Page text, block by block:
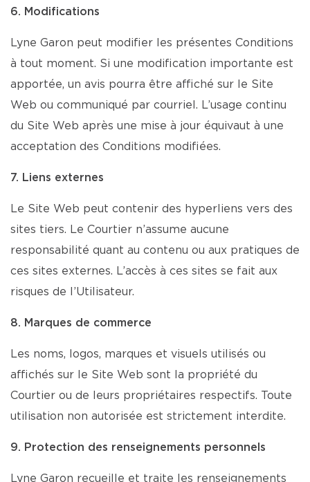
6. Modifications
Lyne Garon peut modifier les présentes Conditions
à tout moment. Si une modification importante est
apportée, un avis pourra être affiché sur le Site
Web ou communiqué par courriel. L’usage continu
du Site Web après une mise à jour équivaut à une
acceptation des Conditions modifiées.
7. Liens externes
Le Site Web peut contenir des hyperliens vers des
sites tiers. Le Courtier n’assume aucune
responsabilité quant au contenu ou aux pratiques de
ces sites externes. L’accès à ces sites se fait aux
risques de l’Utilisateur.
8. Marques de commerce
Les noms, logos, marques et visuels utilisés ou
affichés sur le Site Web sont la propriété du
Courtier ou de leurs propriétaires respectifs. Toute
utilisation non autorisée est strictement interdite.
9. Protection des renseignements personnels
Lyne Garon recueille et traite les renseignements